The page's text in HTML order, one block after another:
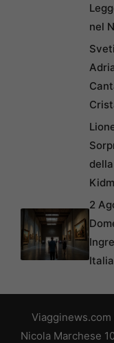
nel
2
Italia
Nicola Marchese